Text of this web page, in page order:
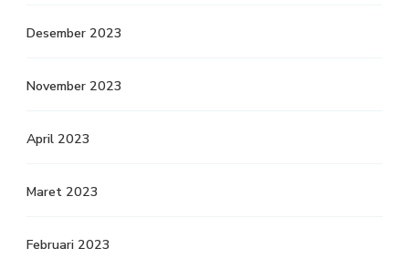
Desember 2023
November 2023
April 2023
Maret 2023
Februari 2023